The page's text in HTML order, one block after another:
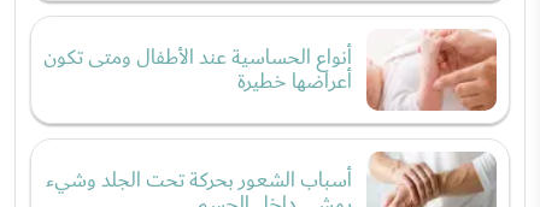
أنواع الحساسية عند الأطفال ومتى تكون
أعراضها خطيرة
أسباب الشعور بحركة تحت الجلد وشيء